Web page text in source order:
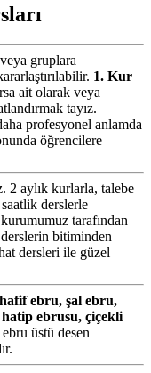
gruplara
1. Kur
ait olarak veya
tayız.
profesyonel anlamda
öğrencilere
2 aylık kurlarla, talebe
derslerle
tarafından
bitiminden
dersleri ile güzel
ebru, şal ebru,
ebrusu, çiçekli
üstü desen